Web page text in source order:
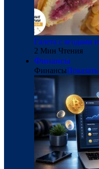
Галета с ягодами
2 Мин Чтения
Финансы
Финансы